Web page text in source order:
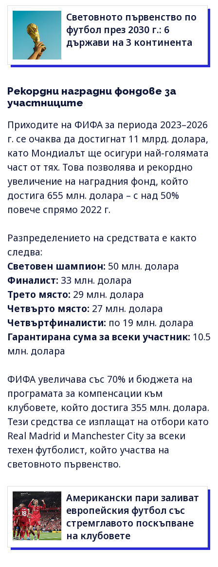
Световното първенство по
футбол през 2030 г.: 6
държави на 3 континента
Рекордни наградни фондове за
участниците
Приходите на ФИФА за периода 2023–2026
г. се очаква да достигнат 11 млрд. долара,
като Мондиалът ще осигури най-голямата
част от тях. Това позволява и рекордно
увеличение на наградния фонд, който
достига 655 млн. долара – с над 50%
повече спрямо 2022 г.
Разпределението на средствата е както
следва:
Световен шампион: 50 млн. долара
Финалист: 33 млн. долара
Трето място: 29 млн. долара
Четвърто място: 27 млн. долара
Четвъртфиналисти: по 19 млн. долара
Гарантирана сума за всеки участник: 10.5
млн. долара
ФИФА увеличава със 70% и бюджета на
програмата за компенсации към
клубовете, който достига 355 млн. долара.
Тези средства се изплащат на отбори като
Real Madrid и Manchester City за всеки
техен футболист, който участва на
световното първенство.
Американски пари заливат
европейския футбол със
стремглавото поскъпване
на клубовете